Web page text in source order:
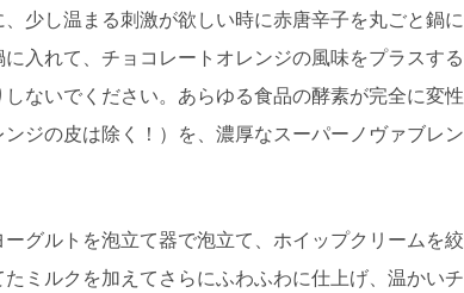
少し温まる刺激が欲しい時に赤唐辛子を丸ごと鍋に
入れて、チョコレートオレンジの風味をプラスする
ないでください。あらゆる食品の酵素が完全に変性
ジの皮は除く！）を、濃厚なスーパーノヴァブレン
グルトを泡立て器で泡立て、ホイップクリームを絞
ミルクを加えてさらにふわふわに仕上げ、温かいチ